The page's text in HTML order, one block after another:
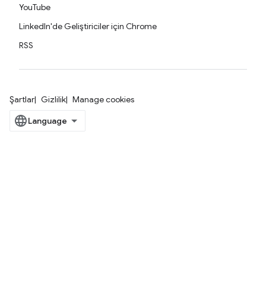
YouTube
LinkedIn'de Geliştiriciler için Chrome
RSS
Şartlar Gizlilik Manage cookies